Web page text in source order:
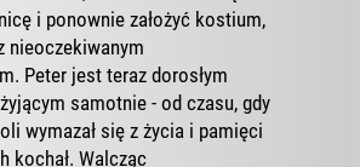
i ponownie założyć kostium,
nieoczekiwanym
Peter jest teraz dorosłym
samotnie - od czasu, gdy
wymazał się z życia i pamięci
kochał. Walcząc